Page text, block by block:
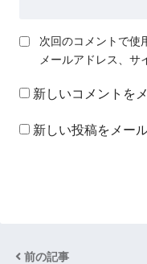
次回のコメントで使
メールアドレス、サ
新しいコメントを
新しい投稿をメー
前の記事